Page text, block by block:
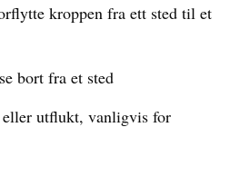
kroppen fra ett sted til et
bort fra et sted
eller utflukt, vanligvis for